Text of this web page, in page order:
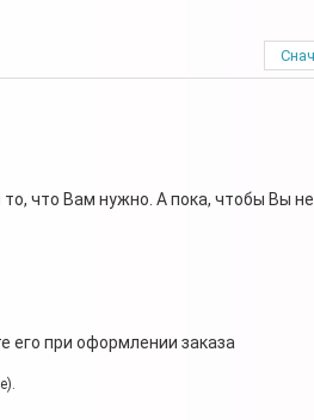
что Вам нужно. А пока, чтобы Вы не
его при оформлении заказа